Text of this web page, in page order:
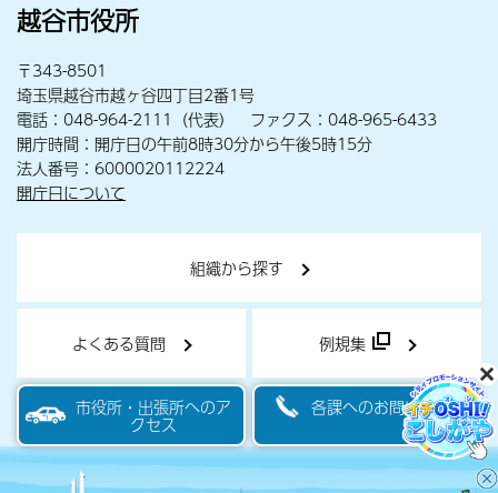
越谷市役所
〒343-8501
埼玉県越谷市越ヶ谷四丁目2番1号
電話：048-964-2111（代表） ファクス：048-965-6433
開庁時間：開庁日の午前8時30分から午後5時15分
法人番号：6000020112224
開庁日について
組織から探す
よくある質問 例規集
市役所・出張所へのア
クセス
各課へのお問い合わせ